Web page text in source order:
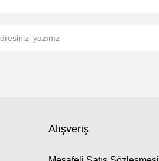
Alışveriş